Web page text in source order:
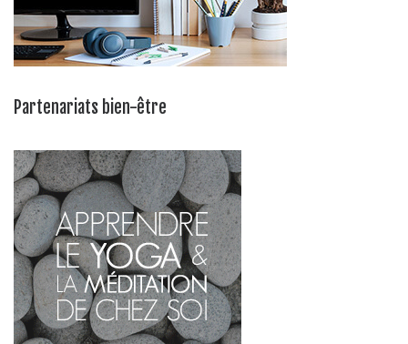
Partenariats bien-être